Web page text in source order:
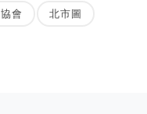
會 北市圖